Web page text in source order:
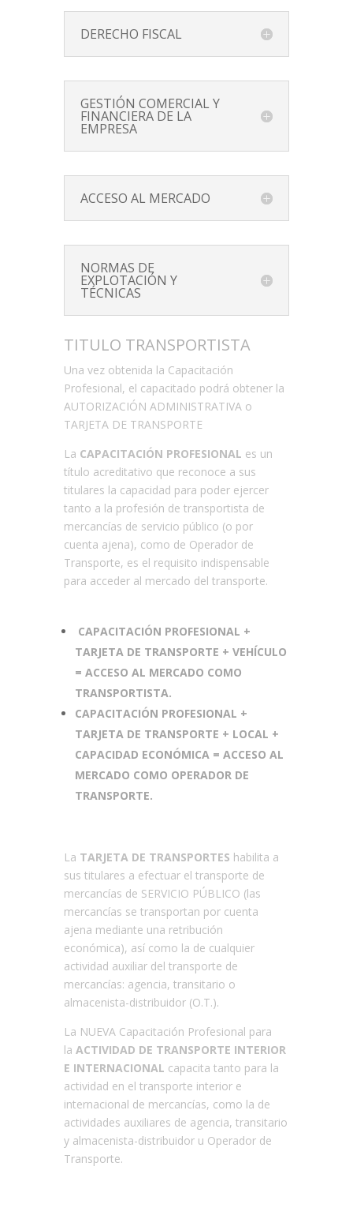
DERECHO FISCAL
GESTIÓN COMERCIAL Y
FINANCIERA DE LA
EMPRESA
ACCESO AL MERCADO
NORMAS DE
EXPLOTACIÓN Y
TÉCNICAS
TITULO TRANSPORTISTA
Una vez obtenida la Capacitación
Profesional, el capacitado podrá obtener la
AUTORIZACIÓN ADMINISTRATIVA o
TARJETA DE TRANSPORTE
La CAPACITACIÓN PROFESIONAL es un
título acreditativo que reconoce a sus
titulares la capacidad para poder ejercer
tanto a la profesión de transportista de
mercancías de servicio público (o por
cuenta ajena), como de Operador de
Transporte, es el requisito indispensable
para acceder al mercado del transporte.
CAPACITACIÓN PROFESIONAL +
TARJETA DE TRANSPORTE + VEHÍCULO
= ACCESO AL MERCADO COMO
TRANSPORTISTA.
CAPACITACIÓN PROFESIONAL +
TARJETA DE TRANSPORTE + LOCAL +
CAPACIDAD ECONÓMICA = ACCESO AL
MERCADO COMO OPERADOR DE
TRANSPORTE.
La TARJETA DE TRANSPORTES habilita a
sus titulares a efectuar el transporte de
mercancías de SERVICIO PÚBLICO (las
mercancías se transportan por cuenta
ajena mediante una retribución
económica), así como la de cualquier
actividad auxiliar del transporte de
mercancías: agencia, transitario o
almacenista-distribuidor (O.T.).
La NUEVA Capacitación Profesional para
la ACTIVIDAD DE TRANSPORTE INTERIOR
E INTERNACIONAL capacita tanto para la
actividad en el transporte interior e
internacional de mercancías, como la de
actividades auxiliares de agencia, transitario
y almacenista-distribuidor u Operador de
Transporte.